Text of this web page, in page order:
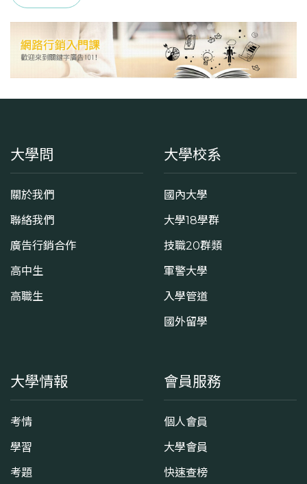
大學問
關於我們
聯絡我們
廣告行銷合作
高中生
高職生
大學校系
國內大學
大學18學群
技職20群類
軍警大學
入學管道
國外留學
大學情報
考情
學習
考題
會員服務
個人會員
大學會員
快速查榜